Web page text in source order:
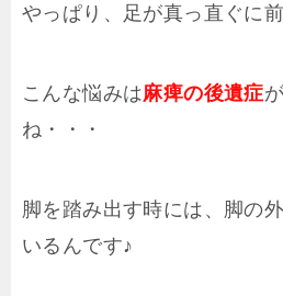
やっぱり、足が真っ直ぐに
こんな悩みは麻痺の後遺症
ね・・・
脚を踏み出す時には、脚の
いるんです♪